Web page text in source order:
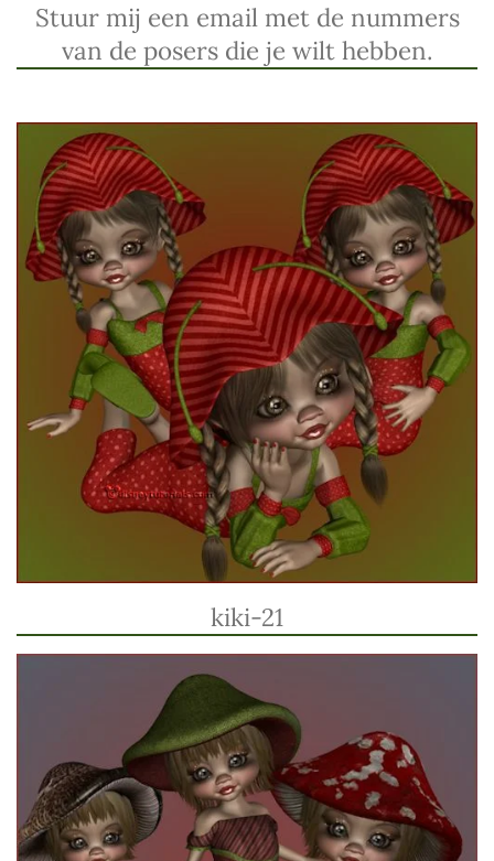
Stuur mij een email met de nummers
van de posers die je wilt hebben.
kiki-21